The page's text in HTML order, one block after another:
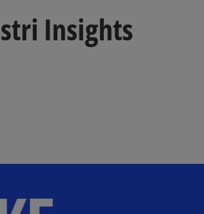
Insights